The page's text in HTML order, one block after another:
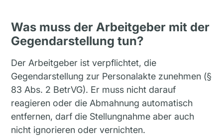
Was muss der Arbeitgeber mit der
Gegendarstellung tun?
Der Arbeitgeber ist verpflichtet, die
Gegendarstellung zur Personalakte zunehmen (§
83 Abs. 2 BetrVG). Er muss nicht darauf
reagieren oder die Abmahnung automatisch
entfernen, darf die Stellungnahme aber auch
nicht ignorieren oder vernichten.